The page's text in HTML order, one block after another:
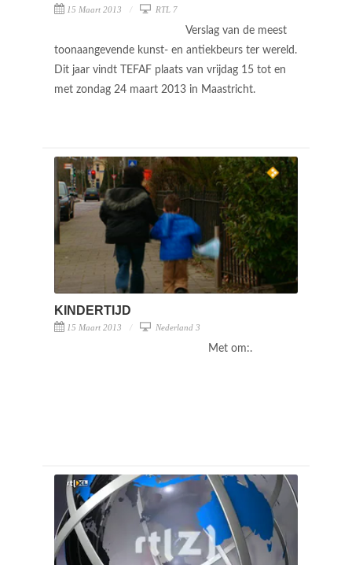
15 Maart 2013 RTL 7
Verslag van de meest
toonaangevende kunst- en antiekbeurs ter wereld.
Dit jaar vindt TEFAF plaats van vrijdag 15 tot en
met zondag 24 maart 2013 in Maastricht.
KINDERTIJD
15 Maart 2013 Nederland 3
Met om:.